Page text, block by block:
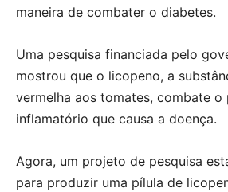
maneira de combater o diabetes.
Uma pesquisa financiada pelo
mostrou que o licopeno, a
vermelha aos tomates, combate o
inflamatório que causa a doença.
Agora, um projeto de pesquisa
para produzir uma pílula de